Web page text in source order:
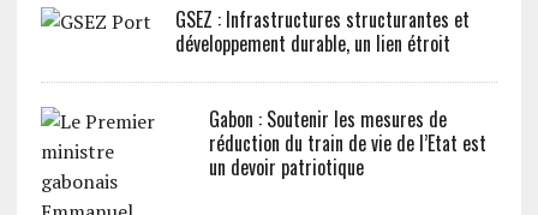
GSEZ : Infrastructures structurantes et
développement durable, un lien étroit
Gabon : Soutenir les mesures de
réduction du train de vie de l’Etat est
un devoir patriotique